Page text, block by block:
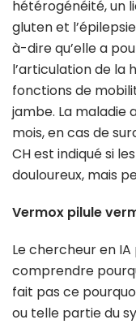
hétérogénéité, un
gluten et
à-dire qu’elle a
l’articulation de la
fonctions de
jambe. La maladie
mois, en cas de
CH est indiqué si
douloureux, mais
Vermox pilule
Le chercheur en
comprendre
fait pas ce
ou telle partie du